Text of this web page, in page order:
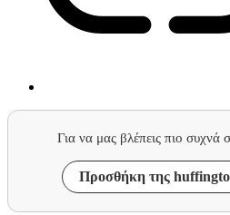
Για να μας βλέπεις πιο συχνά
Προσθήκη της